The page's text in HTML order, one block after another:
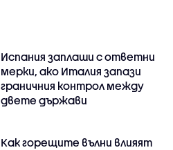
Испания заплаши с ответни
мерки, ако Италия запази
граничния контрол между
двете държави
Как горещите вълни влияят